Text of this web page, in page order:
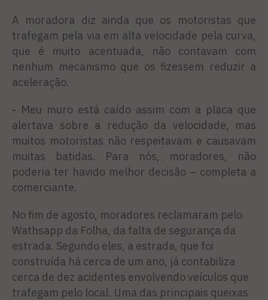
A moradora diz ainda que os motoristas que
trafegam pela via em alta velocidade pela curva,
que é muito acentuada, não contavam com
nenhum mecanismo que os fizessem reduzir a
aceleração.
- Meu muro está caído assim com a placa que
alertava sobre a redução da velocidade, mas
muitos motoristas não respeitavam e causavam
muitas batidas. Para nós, moradores, não
poderia ter havido melhor decisão – completa a
comerciante.
No fim de agosto, moradores reclamaram pelo
Wathsapp da Folha, da falta de segurança da
estrada. Segundo eles, a estrada, que foi
construída há cerca de um ano, já contabiliza
cerca de dez acidentes envolvendo veículos que
trafegam pelo local. Uma das principais queixas